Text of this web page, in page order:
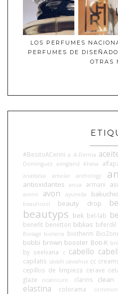
LOS PERFUMES
PERFUMES DE
OTRAS
#BesitoACerini a A-Derma
Domínguez aengland Ahava
anastasia ansolar anthology
antioxidantes anua armani
aveno avon ayurvida
beauticool beauty drop
beautyps bek bel-lab
benefit benetton biblias biferdil
Biolage bioterra biotherm
bobbi brown booster Boti-K
by seelvana
c cabello
capilatis cavalli caviahue cc
cepillos de limpieza cerave
glaze
cicatricure. clarins clean
elastina
colorama